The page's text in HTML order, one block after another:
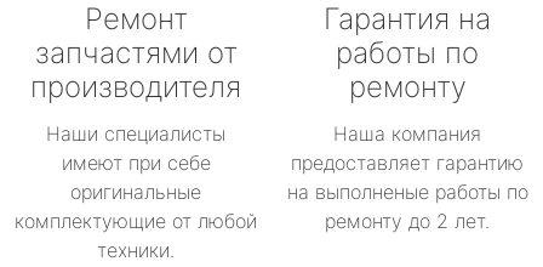
Ремонт
запчастями от
производителя
Наши специалисты
имеют при себе
оригинальные
комплектующие от любой
техники.
Гарантия на
работы по
ремонту
Наша компания
предоставляет гарантию
на выполненые работы по
ремонту до 2 лет.